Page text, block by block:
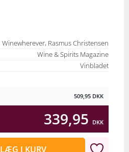
Winewherever, Rasmus Christensen
Wine & Spirits Magazine
Vinbladet
509,95 DKK
339,95 DKK
LÆG I KURV